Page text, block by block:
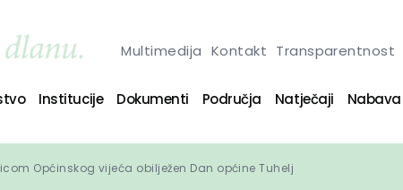
Multimedija Kontakt Transparentnost
Institucije Dokumenti Područja Natječaji Nabava
Općinskog vijeća obilježen Dan općine Tuhelj